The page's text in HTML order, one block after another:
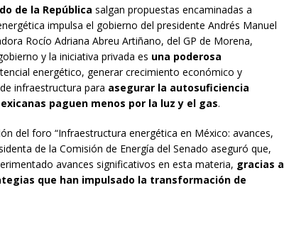
de la República salgan propuestas encaminadas a
impulsa el gobierno del presidente Andrés Manuel
Rocío Adriana Abreu Artiñano, del GP de Morena,
y la iniciativa privada es una poderosa
energético, generar crecimiento económico y
infraestructura para asegurar la autosuficiencia
paguen menos por la luz y el gas.
del foro “Infraestructura energética en México: avances,
de la Comisión de Energía del Senado aseguró que,
avances significativos en esta materia, gracias a
que han impulsado la transformación de